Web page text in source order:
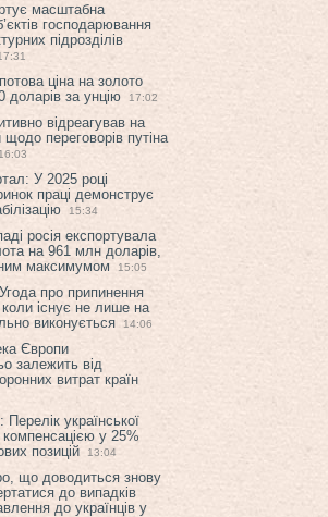
масштабна
господарювання
підрозділів
ціна на золото
доларів за унцію
17:02
відреагував на
переговорів путіна
16:03
У 2025 році
праці демонструє
15:34
росія експортувала
на 961 млн доларів,
максимумом
15:05
про припинення
коли існує не лише на
виконується
14:06
Європи
залежить від
витрат країн
Перелік української
компенсацією у 25%
позицій
13:04
що доводиться знову
до випадків
до українців у